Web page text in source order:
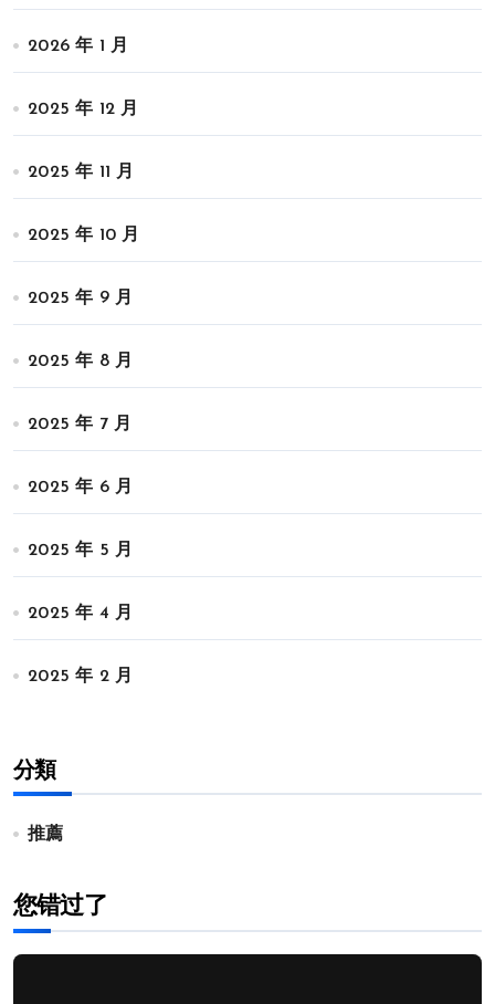
2026 年 1 月
2025 年 12 月
2025 年 11 月
2025 年 10 月
2025 年 9 月
2025 年 8 月
2025 年 7 月
2025 年 6 月
2025 年 5 月
2025 年 4 月
2025 年 2 月
分類
推薦
您错过了